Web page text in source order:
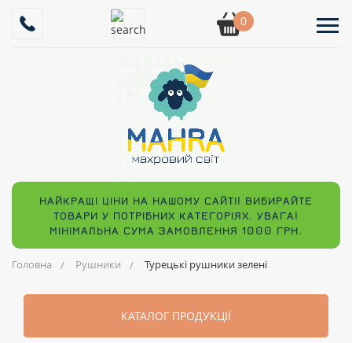
0
НАЙКРАЩІ ЦІНИ НА НАШОМУ САЙТІ! ВИБИРАЙТЕ
ТОВАРИ У ПОТРІБНИХ КАТЕГОРІЯХ. УВАГА!
МІНІМАЛЬНА СУМА ЗАМОВЛЕННЯ 1000 ГРН.
Головна Рушники Турецькі рушники зелені
КАТАЛОГ ПРОДУКЦІЇ